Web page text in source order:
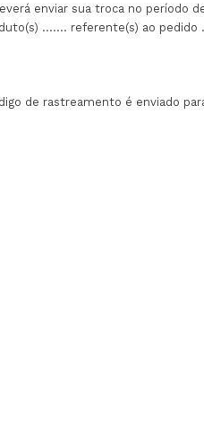
enviar sua troca no período
....... referente(s) ao pedido
de rastreamento é enviado